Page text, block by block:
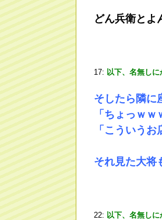
どん兵衛とよ
17: 以下、名無し
そしたら隣に
「ちょっｗｗ
「こういう
それ見た大将
22: 以下、名無し